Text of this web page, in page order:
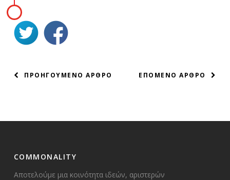
ΠΛΟΗΓΗΣΗ
ΕΠΟΜΕΝΟ ΑΡΘΡΟ
ΠΡΟΗΓΟΥΜΕΝΟ ΑΡΘΡΟ
COMMONALITY
Αποτελούμε μια κοινότητα ιδεών, αριστερών